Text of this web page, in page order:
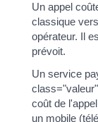
Un appel
classique
opérateur. Il
prévoit.
Un service
coût de
un mobile